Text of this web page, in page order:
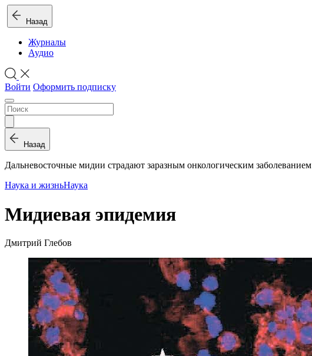
Назад
Журналы
Аудио
Войти Оформить подписку
Назад
Дальневосточные мидии страдают заразным онкологическим заболеванием
Наука и жизньНаука
Мидиевая эпидемия
Дмитрий Глебов